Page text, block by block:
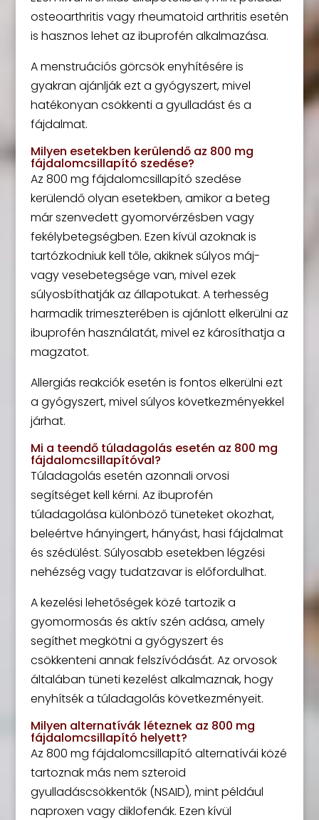
osteoarthritis vagy rheumatoid arthritis esetén
is hasznos lehet az ibuprofén alkalmazása.
A menstruációs görcsök enyhítésére is
gyakran ajánlják ezt a gyógyszert, mivel
hatékonyan csökkenti a gyulladást és a
fájdalmat.
Milyen esetekben kerülendő az 800 mg
fájdalomcsillapító szedése?
Az 800 mg fájdalomcsillapító szedése
kerülendő olyan esetekben, amikor a beteg
már szenvedett gyomorvérzésben vagy
fekélybetegségben. Ezen kívül azoknak is
tartózkodniuk kell tőle, akiknek súlyos máj-
vagy vesebetegsége van, mivel ezek
súlyosbíthatják az állapotukat. A terhesség
harmadik trimeszterében is ajánlott elkerülni az
ibuprofén használatát, mivel ez károsíthatja a
magzatot.
Allergiás reakciók esetén is fontos elkerülni ezt
a gyógyszert, mivel súlyos következményekkel
járhat.
Mi a teendő túladagolás esetén az 800 mg
fájdalomcsillapítóval?
Túladagolás esetén azonnali orvosi
segítséget kell kérni. Az ibuprofén
túladagolása különböző tüneteket okozhat,
beleértve hányingert, hányást, hasi fájdalmat
és szédülést. Súlyosabb esetekben légzési
nehézség vagy tudatzavar is előfordulhat.
A kezelési lehetőségek közé tartozik a
gyomormosás és aktív szén adása, amely
segíthet megkötni a gyógyszert és
csökkenteni annak felszívódását. Az orvosok
általában tüneti kezelést alkalmaznak, hogy
enyhítsék a túladagolás következményeit.
Milyen alternatívák léteznek az 800 mg
fájdalomcsillapító helyett?
Az 800 mg fájdalomcsillapító alternatívái közé
tartoznak más nem szteroid
gyulladáscsökkentők (NSAID), mint például
naproxen vagy diklofenák. Ezen kívül